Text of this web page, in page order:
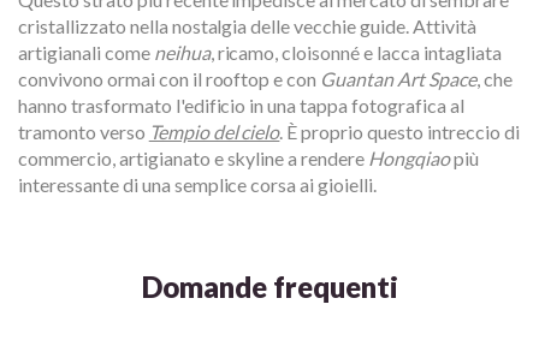
cristallizzato nella nostalgia delle vecchie guide. Attività
artigianali come neihua, ricamo, cloisonné e lacca intagliata
convivono ormai con il rooftop e con Guantan Art Space, che
hanno trasformato l'edificio in una tappa fotografica al
tramonto verso Tempio del cielo. È proprio questo intreccio di
commercio, artigianato e skyline a rendere Hongqiaopiù
interessante di una semplice corsa ai gioielli.
Domande frequenti